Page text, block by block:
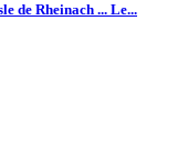
de Rheinach ... Le...